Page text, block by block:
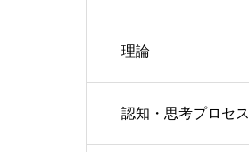
理論
認知・思考プロセス